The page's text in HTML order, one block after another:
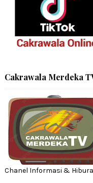
Cakrawala Merdeka
Chanel Informasi &